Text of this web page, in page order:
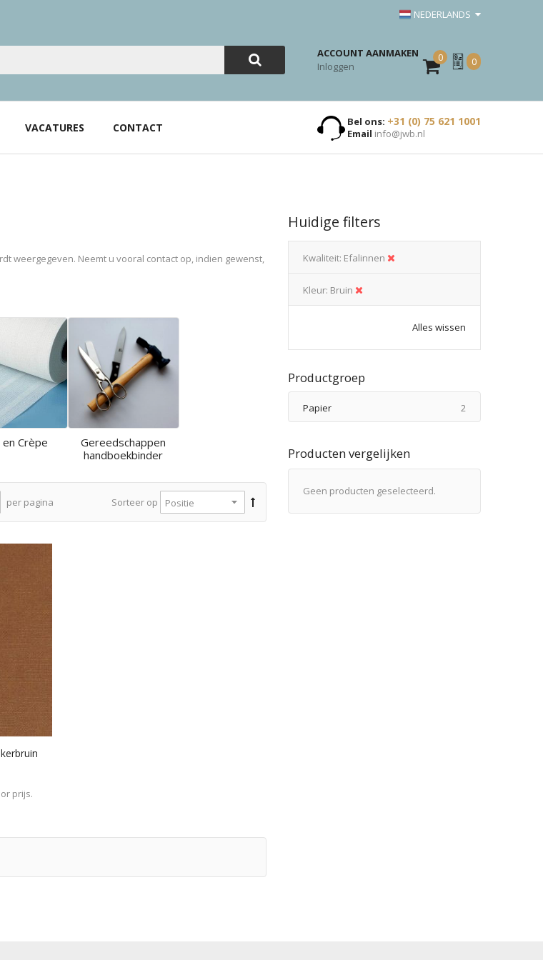
NEDERLANDS
ACCOUNT AANMAKEN
Inloggen
0
Mijn
Offerte
0
VACATURES CONTACT Bel ons: +31 (0) 75 621 1001
Email info@jwb.nl
weergegeven. Neemt u vooral contact op, indien gewenst,
en Crèpe
Gereedschappen
handboekbinder
Sorteer op
per pagina
prijs.
Huidige filters
Kwaliteit Efalinnen
Kleur Bruin
Alles wissen
Productgroep
Papier 2
Producten vergelijken
Geen producten geselecteerd.